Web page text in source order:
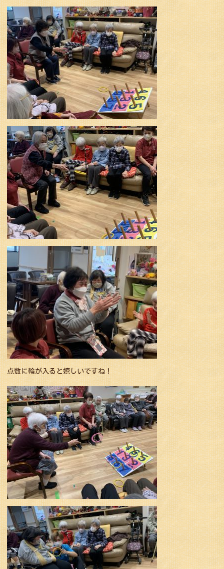
点数に輪が入ると嬉しいですね！